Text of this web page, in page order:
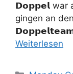
𝗗𝗼𝗽𝗽𝗲𝗹 war
gingen an
Weiterlesen